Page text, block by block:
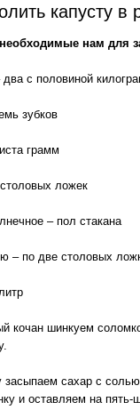
капусту в
нам для
два с половиной
зубков
грамм
ложек
– пол стакана
– по две столовых
кочан шинкуем
сахар с
и оставляем на пять-